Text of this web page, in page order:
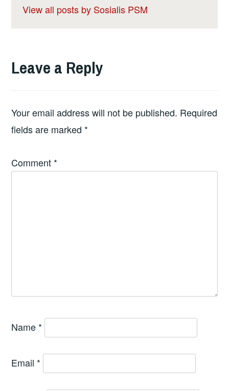
View all posts by Sosialis PSM
Leave a Reply
Your email address will not be published. Required
fields are marked *
Comment *
Name *
Email *